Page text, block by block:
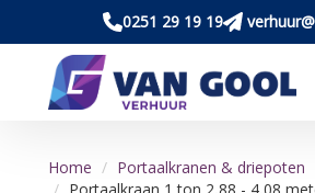
0251 29 19 19
Home
Portaalkranen & driepoten